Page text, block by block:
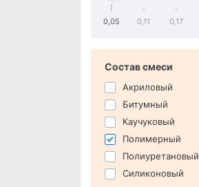
0,05 0,11 0,17
Состав смеси
Акриловый
Битумный
Каучуковый
Полимерный
Полиуретановый
Силиконовый